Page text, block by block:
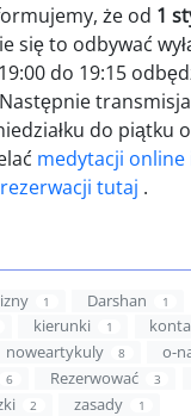
że od 1
się to odbywać
do 19:15
do piątku
medytacji online
rezerwacji tutaj .
1 Darshan 1
kierunki 1
noweartykuly 8 o-
6 Rezerwować 3
2 zasady 1